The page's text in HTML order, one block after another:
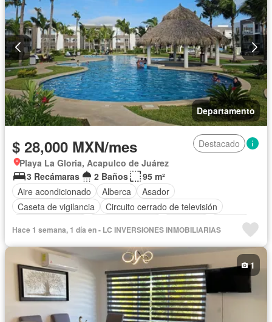
Departamento
$ 28,000 MXN/mes
Destacado
Playa La Gloria, Acapulco de Juárez
3 Recámaras
2 Baños
95 m²
Aire acondicionado
Alberca
Asador
Caseta de vigilancia
Circuito cerrado de televisión
Internet
Jardín
Sala polivalente Seguridad
Permite niños
Solo familias
Completamente amueblado
Hace 1 semana, 1 día en - LC INVERSIONES INMOBILIARIAS
1